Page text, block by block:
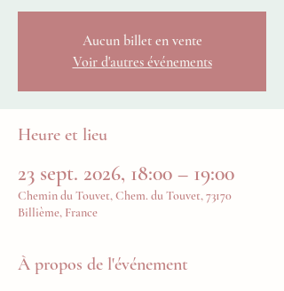
Aucun billet en vente
Voir d'autres événements
Heure et lieu
23 sept. 2026, 18:00 – 19:00
Chemin du Touvet, Chem. du Touvet, 73170
Billième, France
À propos de l'événement